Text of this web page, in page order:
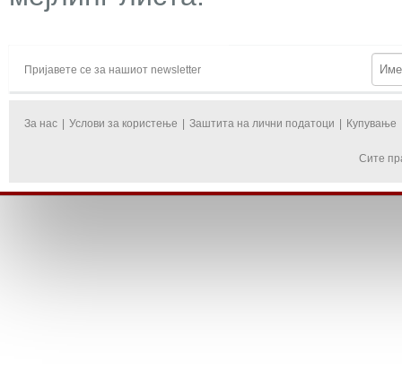
Пријавете се за нашиот newsletter
За нас Услови за користење Заштита на лични податоци Купување
Сите